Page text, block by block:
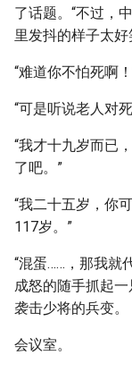
了话题。“不过，
里发抖的样子太好
“难道你不怕死啊
“可是听说老人对
“我才十九岁而已
了吧。”
“我二十五岁，你
117岁。”
“混蛋……，那我就
成怒的随手抓起
袭击少将的兵变。
会议室。